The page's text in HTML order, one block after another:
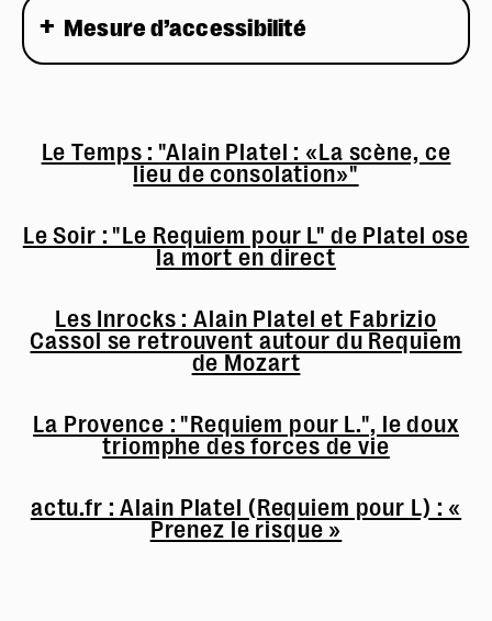
Mesure d’accessibilité
Le Temps : "Alain Platel : «La scène, ce
lieu de consolation»"
Le Soir : "Le Requiem pour L" de Platel ose
la mort en direct
Les Inrocks : Alain Platel et Fabrizio
Cassol se retrouvent autour du Requiem
de Mozart
La Provence : "Requiem pour L.", le doux
triomphe des forces de vie
actu.fr : Alain Platel (Requiem pour L) : «
Prenez le risque »